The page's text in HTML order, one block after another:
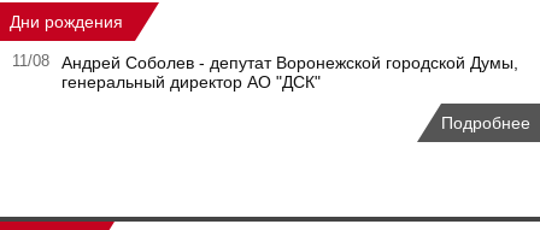
Дни рождения
11/08
Андрей Соболев - депутат Воронежской городской Думы,
генеральный директор АО "ДСК"
Подробнее